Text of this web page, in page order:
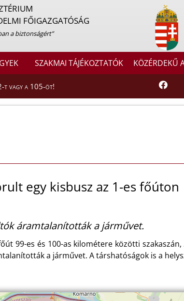
FŐIGAZGATÓSÁG
a biztonságért”
SZAKMAI TÁJÉKOZTATÓK KÖZÉRDEKŰ
t vagy a 105-öt!
egy kisbusz az 1-es főúton
áramtalanították a járművet.
99-es és 100-as kilométere közötti
a járművet. A társhatóságok is a